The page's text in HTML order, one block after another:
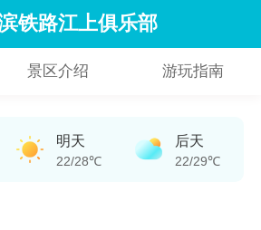
铁路江上俱乐部
景区介绍 游玩指南
明天
22/28℃
后天
22/29℃